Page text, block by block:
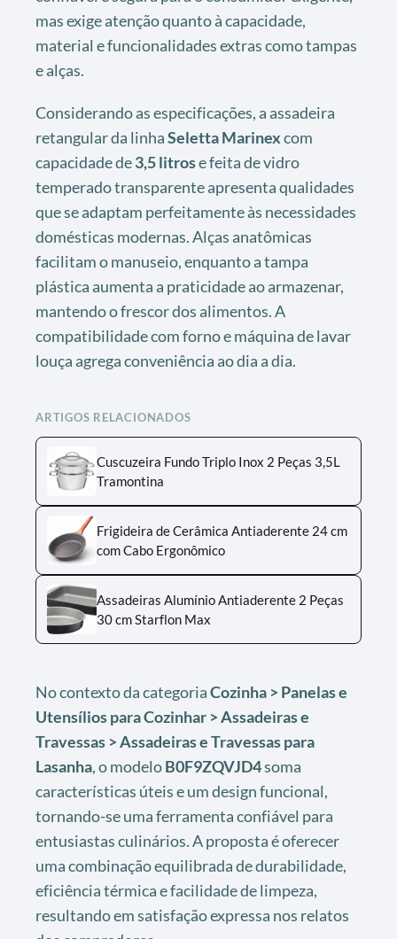
mas exige atenção quanto à capacidade,
material e funcionalidades extras como tampas
e alças.
Considerando as especificações, a assadeira
retangular da linhaSeletta Marinexcom
capacidade de3,5 litrose feita de vidro
temperado transparente apresenta qualidades
que se adaptam perfeitamente às necessidades
domésticas modernas. Alças anatômicas
facilitam o manuseio, enquanto a tampa
plástica aumenta a praticidade ao armazenar,
mantendo o frescor dos alimentos. A
compatibilidade com forno e máquina de lavar
louça agrega conveniência ao dia a dia.
ARTIGOS RELACIONADOS
Cuscuzeira Fundo Triplo Inox 2 Peças 3,5L
Tramontina
Frigideira de Cerâmica Antiaderente 24 cm
com Cabo Ergonômico
Assadeiras Alumínio Antiaderente 2 Peças
30 cm Starflon Max
No contexto da categoriaCozinha > Panelas e
Utensílios para Cozinhar > Assadeiras e
Travessas > Assadeiras e Travessas para
Lasanha, o modeloB0F9ZQVJD4soma
características úteis e um design funcional,
tornando-se uma ferramenta confiável para
entusiastas culinários. A proposta é oferecer
uma combinação equilibrada de durabilidade,
eficiência térmica e facilidade de limpeza,
resultando em satisfação expressa nos relatos